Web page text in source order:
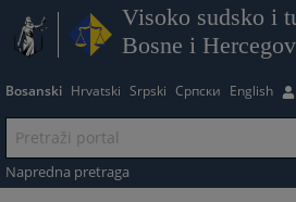
Visoko sudsko i
Bosne i
Bosanski Hrvatski Srpski Српски English
Napredna pretraga